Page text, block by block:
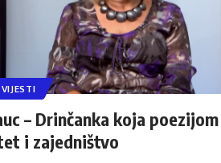
VIJESTI
– Drinčanka koja poezijom
i zajedništvo